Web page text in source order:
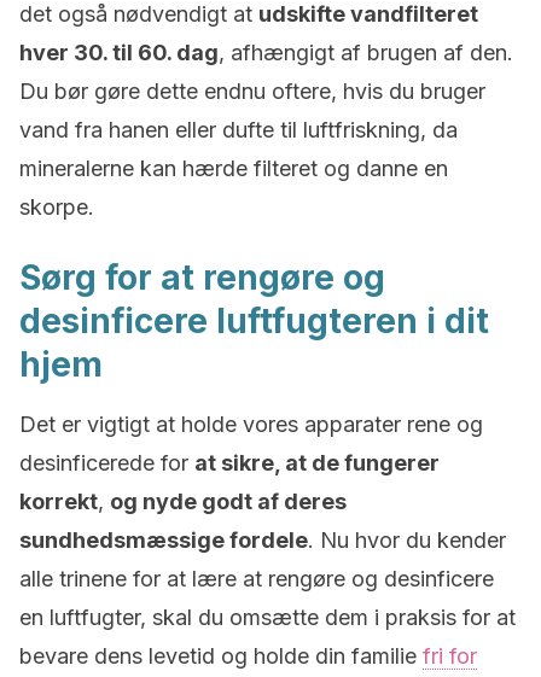
det også nødvendigt at udskifte vandfilteret
hver 30. til 60. dag, afhængigt af brugen af den.
Du bør gøre dette endnu oftere, hvis du bruger
vand fra hanen eller dufte til luftfriskning, da
mineralerne kan hærde filteret og danne en
skorpe.
Sørg for at rengøre og
desinficere luftfugteren i dit
hjem
Det er vigtigt at holde vores apparater rene og
desinficerede for at sikre, at de fungerer
korrekt, og nyde godt af deres
sundhedsmæssige fordele. Nu hvor du kender
alle trinene for at lære at rengøre og desinficere
en luftfugter, skal du omsætte dem i praksis for at
bevare dens levetid og holde din familie fri for